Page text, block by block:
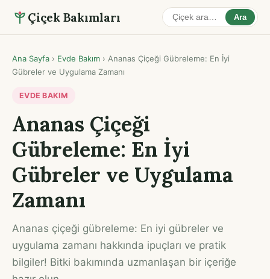
Çiçek Bakımları Ara
Ana Sayfa › Evde Bakım › Ananas Çiçeği Gübreleme: En İyi
Gübreler ve Uygulama Zamanı
EVDE BAKIM
Ananas Çiçeği
Gübreleme: En İyi
Gübreler ve Uygulama
Zamanı
Ananas çiçeği gübreleme: En iyi gübreler ve
uygulama zamanı hakkında ipuçları ve pratik
bilgiler! Bitki bakımında uzmanlaşan bir içeriğe